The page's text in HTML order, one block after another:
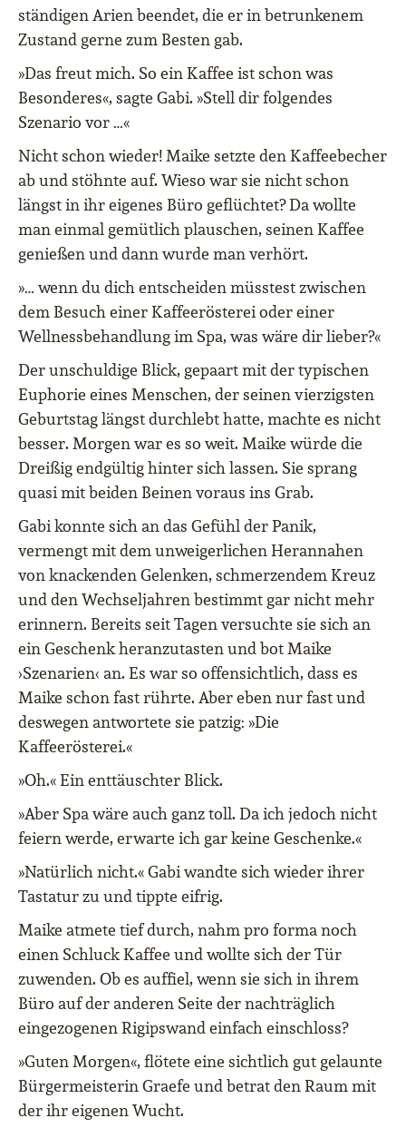
ständigen Arien beendet, die er in betrunkenem
Zustand gerne zum Besten gab.
»Das freut mich. So ein Kaffee ist schon was
Besonderes«, sagte Gabi. »Stell dir folgendes
Szenario vor …«
Nicht schon wieder! Maike setzte den Kaffeebecher
ab und stöhnte auf. Wieso war sie nicht schon
längst in ihr eigenes Büro geflüchtet? Da wollte
man einmal gemütlich plauschen, seinen Kaffee
genießen und dann wurde man verhört.
»… wenn du dich entscheiden müsstest zwischen
dem Besuch einer Kaffeerösterei oder einer
Wellnessbehandlung im Spa, was wäre dir lieber?«
Der unschuldige Blick, gepaart mit der typischen
Euphorie eines Menschen, der seinen vierzigsten
Geburtstag längst durchlebt hatte, machte es nicht
besser. Morgen war es so weit. Maike würde die
Dreißig endgültig hinter sich lassen. Sie sprang
quasi mit beiden Beinen voraus ins Grab.
Gabi konnte sich an das Gefühl der Panik,
vermengt mit dem unweigerlichen Herannahen
von knackenden Gelenken, schmerzendem Kreuz
und den Wechseljahren bestimmt gar nicht mehr
erinnern. Bereits seit Tagen versuchte sie sich an
ein Geschenk heranzutasten und bot Maike
›Szenarien‹ an. Es war so offensichtlich, dass es
Maike schon fast rührte. Aber eben nur fast und
deswegen antwortete sie patzig: »Die
Kaffeerösterei.«
»Oh.« Ein enttäuschter Blick.
»Aber Spa wäre auch ganz toll. Da ich jedoch nicht
feiern werde, erwarte ich gar keine Geschenke.«
»Natürlich nicht.« Gabi wandte sich wieder ihrer
Tastatur zu und tippte eifrig.
Maike atmete tief durch, nahm pro forma noch
einen Schluck Kaffee und wollte sich der Tür
zuwenden. Ob es auffiel, wenn sie sich in ihrem
Büro auf der anderen Seite der nachträglich
eingezogenen Rigipswand einfach einschloss?
»Guten Morgen«, flötete eine sichtlich gut gelaunte
Bürgermeisterin Graefe und betrat den Raum mit
der ihr eigenen Wucht.